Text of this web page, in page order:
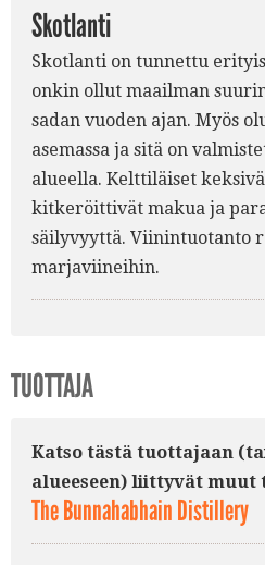
Skotlanti
Skotlanti on tunnettu
onkin ollut maailman
sadan vuoden ajan. Myös
asemassa ja sitä on
alueella. Kelttiläiset
kitkeröittivät makua ja
säilyvyyttä. Viinintuotanto
marjaviineihin.
TUOTTAJA
Katso tästä tuottajaan
alueeseen) liittyvät muut
The Bunnahabhain Distillery